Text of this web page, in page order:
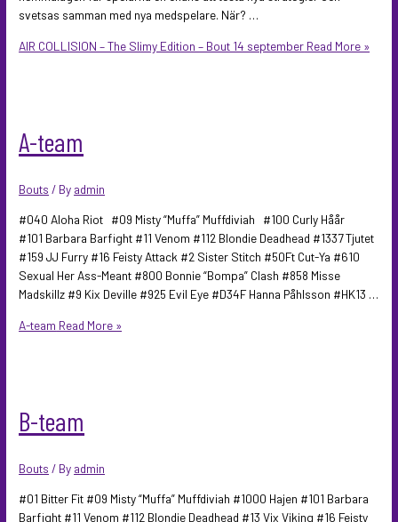
svetsas samman med nya medspelare. När? …
AIR COLLISION – The Slimy Edition – Bout 14 september Read More »
A-team
Bouts / By admin
#040 Aloha Riot #09 Misty “Muffa” Muffdiviah #100 Curly Håår
#101 Barbara Barfight #11 Venom #112 Blondie Deadhead #1337 Tjutet
#159 JJ Furry #16 Feisty Attack #2 Sister Stitch #50Ft Cut-Ya #610
Sexual Her Ass-Meant #800 Bonnie “Bompa” Clash #858 Misse
Madskillz #9 Kix Deville #925 Evil Eye #D34F Hanna Påhlsson #HK13 …
A-team Read More »
B-team
Bouts / By admin
#01 Bitter Fit #09 Misty “Muffa” Muffdiviah #1000 Hajen #101 Barbara
Barfight #11 Venom #112 Blondie Deadhead #13 Vix Viking #16 Feisty